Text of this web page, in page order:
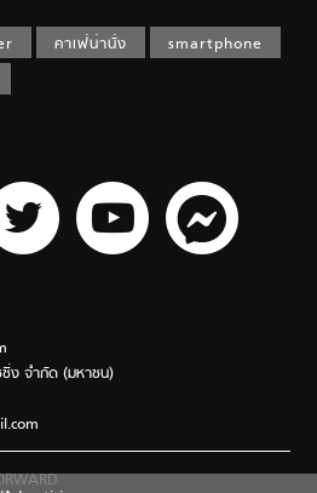
คาเฟ่น่านั่ง
smartphone
ง จำกัด (มหาชน)